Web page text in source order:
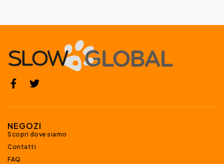
NEGOZI
Scopri dove siamo
Contatti
FAQ